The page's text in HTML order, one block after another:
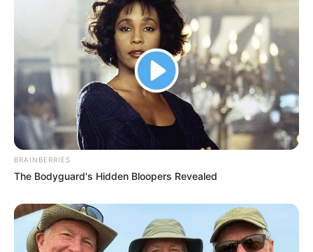
BRAINBERRIES
The Bodyguard's Hidden Bloopers Revealed